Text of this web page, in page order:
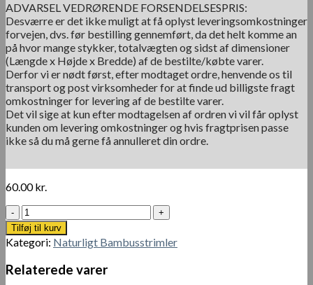
ADVARSEL VEDRØRENDE FORSENDELSESPRIS:
Desværre er det ikke muligt at få oplyst leveringsomkostninger
forvejen, dvs. før bestilling gennemført, da det helt komme an
på hvor mange stykker, totalvægten og sidst af dimensioner
(Længde x Højde x Bredde) af de bestilte/købte varer.
Derfor vi er nødt først, efter modtaget ordre, henvende os til
transport og post virksomheder for at finde ud billigste fragt
omkostninger for levering af de bestilte varer.
Det vil sige at kun efter modtagelsen af ordren vi vil får oplyst
kunden om levering omkostninger og hvis fragtprisen passe
ikke så du må gerne få annulleret din ordre.
60.00kr.
50
stk.
bambusstrimler,
hver
0,5
mm
Tilføj til kurv
Kategori: Naturligt Bambusstrimler
Relaterede varer